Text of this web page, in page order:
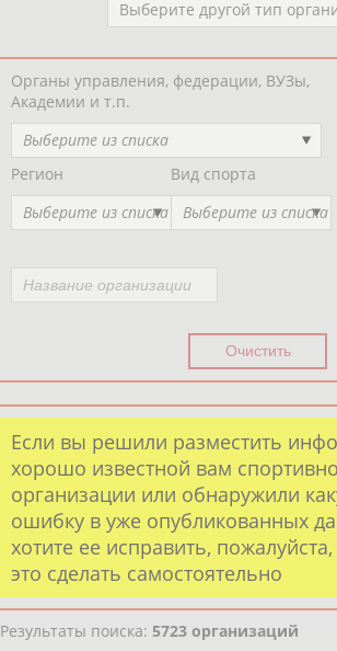
Выберите другой тип
Органы управления, федерации, ВУЗы,
Академии и т.п.
Выберите из списка
Регион
Выберите из списка
Вид спорта
Выберите из списка
Если вы решили разместить
хорошо известной вам
организации или обнаружили
ошибку в уже опубликованных
хотите ее исправить,
это сделать самостоятельно
Результаты поиска: 5723 организаций